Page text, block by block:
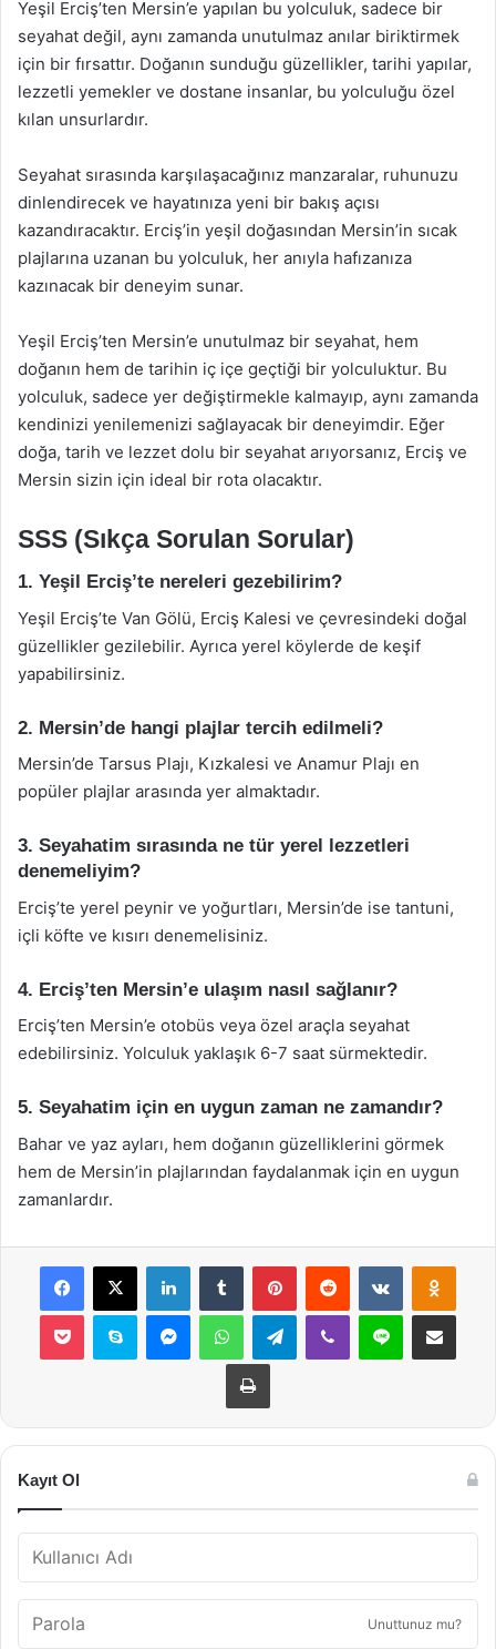
Yeşil Erciş’ten Mersin’e yapılan bu yolculuk, sadece bir
seyahat değil, aynı zamanda unutulmaz anılar biriktirmek
için bir fırsattır. Doğanın sunduğu güzellikler, tarihi yapılar,
lezzetli yemekler ve dostane insanlar, bu yolculuğu özel
kılan unsurlardır.
Seyahat sırasında karşılaşacağınız manzaralar, ruhunuzu
dinlendirecek ve hayatınıza yeni bir bakış açısı
kazandıracaktır. Erciş’in yeşil doğasından Mersin’in sıcak
plajlarına uzanan bu yolculuk, her anıyla hafızanıza
kazınacak bir deneyim sunar.
Yeşil Erciş’ten Mersin’e unutulmaz bir seyahat, hem
doğanın hem de tarihin iç içe geçtiği bir yolculuktur. Bu
yolculuk, sadece yer değiştirmekle kalmayıp, aynı zamanda
kendinizi yenilemenizi sağlayacak bir deneyimdir. Eğer
doğa, tarih ve lezzet dolu bir seyahat arıyorsanız, Erciş ve
Mersin sizin için ideal bir rota olacaktır.
SSS (Sıkça Sorulan Sorular)
1. Yeşil Erciş’te nereleri gezebilirim?
Yeşil Erciş’te Van Gölü, Erciş Kalesi ve çevresindeki doğal
güzellikler gezilebilir. Ayrıca yerel köylerde de keşif
yapabilirsiniz.
2. Mersin’de hangi plajlar tercih edilmeli?
Mersin’de Tarsus Plajı, Kızkalesi ve Anamur Plajı en
popüler plajlar arasında yer almaktadır.
3. Seyahatim sırasında ne tür yerel lezzetleri
denemeliyim?
Erciş’te yerel peynir ve yoğurtları, Mersin’de ise tantuni,
içli köfte ve kısırı denemelisiniz.
4. Erciş’ten Mersin’e ulaşım nasıl sağlanır?
Erciş’ten Mersin’e otobüs veya özel araçla seyahat
edebilirsiniz. Yolculuk yaklaşık 6-7 saat sürmektedir.
5. Seyahatim için en uygun zaman ne zamandır?
Bahar ve yaz ayları, hem doğanın güzelliklerini görmek
hem de Mersin’in plajlarından faydalanmak için en uygun
zamanlardır.
Facebook
X LinkedInTumblr PinterestReddit VKontakte
Pocket Skype MessengerWhatsAppTelegramViber Line E-Posta ile
Yazdır
Kayıt Ol
Unuttunuz mu?